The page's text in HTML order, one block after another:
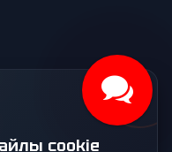
cookie